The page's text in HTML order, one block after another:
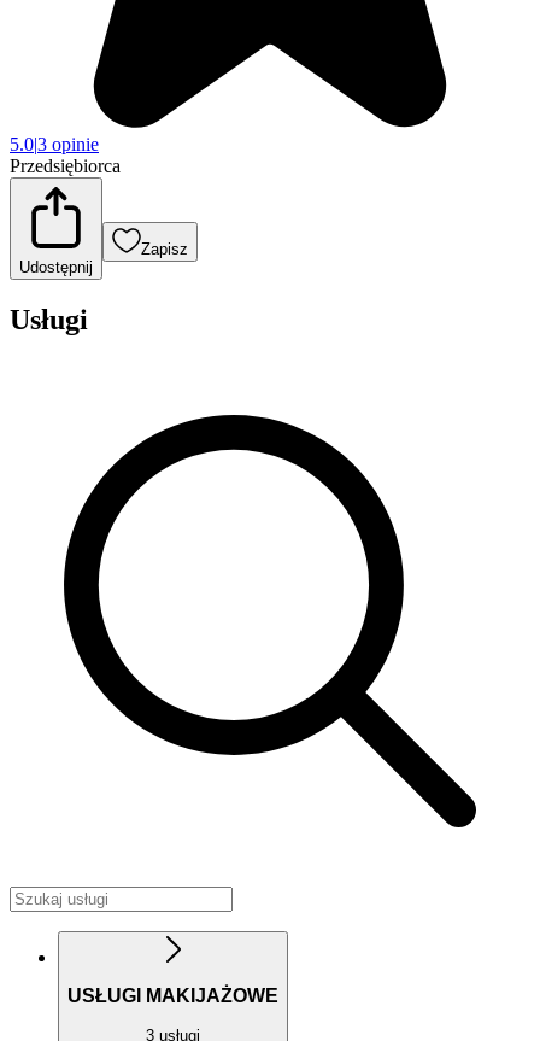
5.0|3 opinie
Przedsiębiorca
Udostępnij
Zapisz
Usługi
USŁUGI MAKIJAŻOWE
3 usługi